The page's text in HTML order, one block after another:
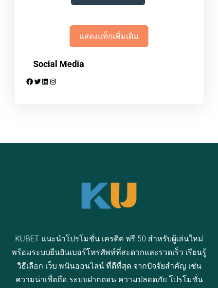
แสดงแท็กเพิ่มเติม
Social Media
Facebook Twitter LinkedIn Instagram
KUBET แนะนำโปรโมชั่น เครดิต ฟรี 50 สำหรับผู้เล่นใหม่
พร้อมระบบยืนยันเบอร์โทรศัพท์ที่สะดวกและรวดเร็ว เรียนรู้
วิธีเลือก เว็บ พนันออนไลน์ ที่ดีที่สุด จากปัจจัยสำคัญ เช่น
ความน่าเชื่อถือ ระบบฝากถอน ความปลอดภัย โปรโมชั่น